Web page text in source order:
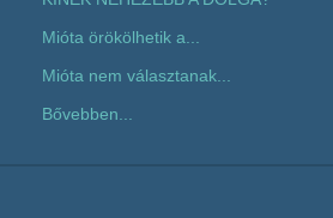
Mióta örökölhetik a...
Mióta nem választanak...
Bővebben...